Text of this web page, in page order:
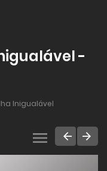
-
Inigualável